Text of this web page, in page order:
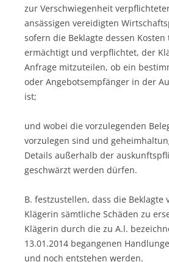
zur Verschwiegenheit
ansässigen vereidigten
sofern die Beklagte dessen
ermächtigt und verpflichtet, der
Anfrage mitzuteilen, ob ein
oder Angebotsempfänger in der
ist;
und wobei die vorzulegenden
vorzulegen sind und
Details außerhalb der
geschwärzt werden dürfen.
B. festzustellen, dass die
Klägerin sämtliche Schäden zu
Klägerin durch die zu A.l.
13.01.2014 begangenen
und noch entstehen werden.